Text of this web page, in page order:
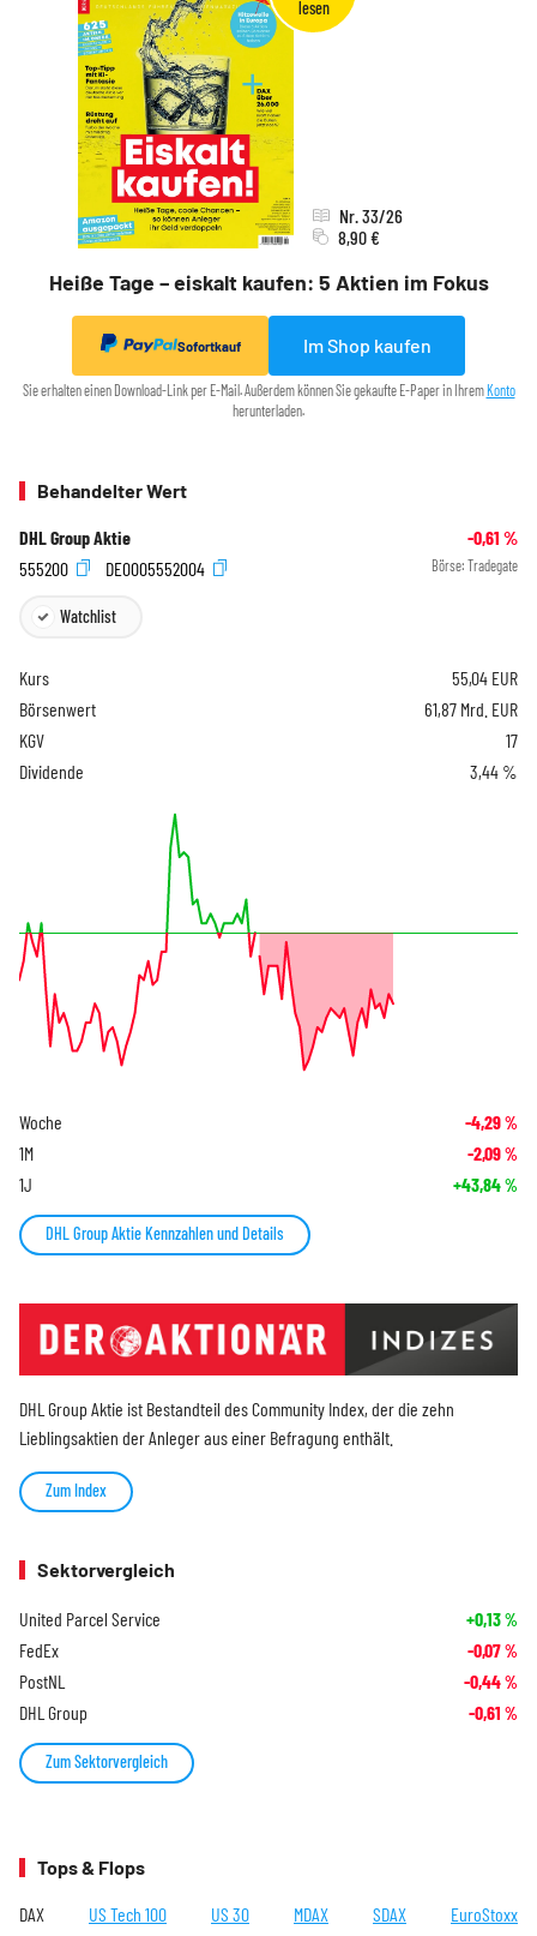
Heiße Tage – eiskalt kaufen: 5 Aktien im Fokus
Nr. 33/26
8,90 €
Sofortkauf Im Shop kaufen
Sie erhalten einen Download-Link per E-Mail. Außerdem können Sie gekaufte E-Paper in Ihrem Konto
herunterladen.
Behandelter Wert
DHL Group Aktie -0,61 %
555200
DE0005552004 Börse: Tradegate
Watchlist
Kurs 55,04 EUR
Börsenwert
61,87 Mrd. EUR
KGV
17
Dividende
3,44 %
Woche -4,29%
1M -2,09%
1J +43,84%
DHL Group Aktie Kennzahlen und Details
DHL Group Aktie ist Bestandteil des Community Index, der die zehn
Lieblingsaktien der Anleger aus einer Befragung enthält.
Zum Index
Sektorvergleich
United Parcel Service +0,13%
FedEx -0,07%
PostNL -0,44%
DHL Group -0,61 %
Zum Sektorvergleich
Tops & Flops
DAX US Tech 100 US 30 MDAX SDAX EuroStoxx